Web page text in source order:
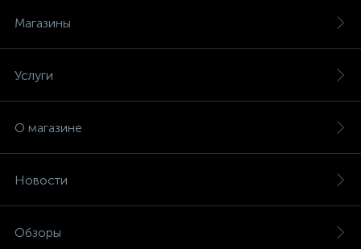
Магазины
Услуги
О магазине
Новости
Обзоры